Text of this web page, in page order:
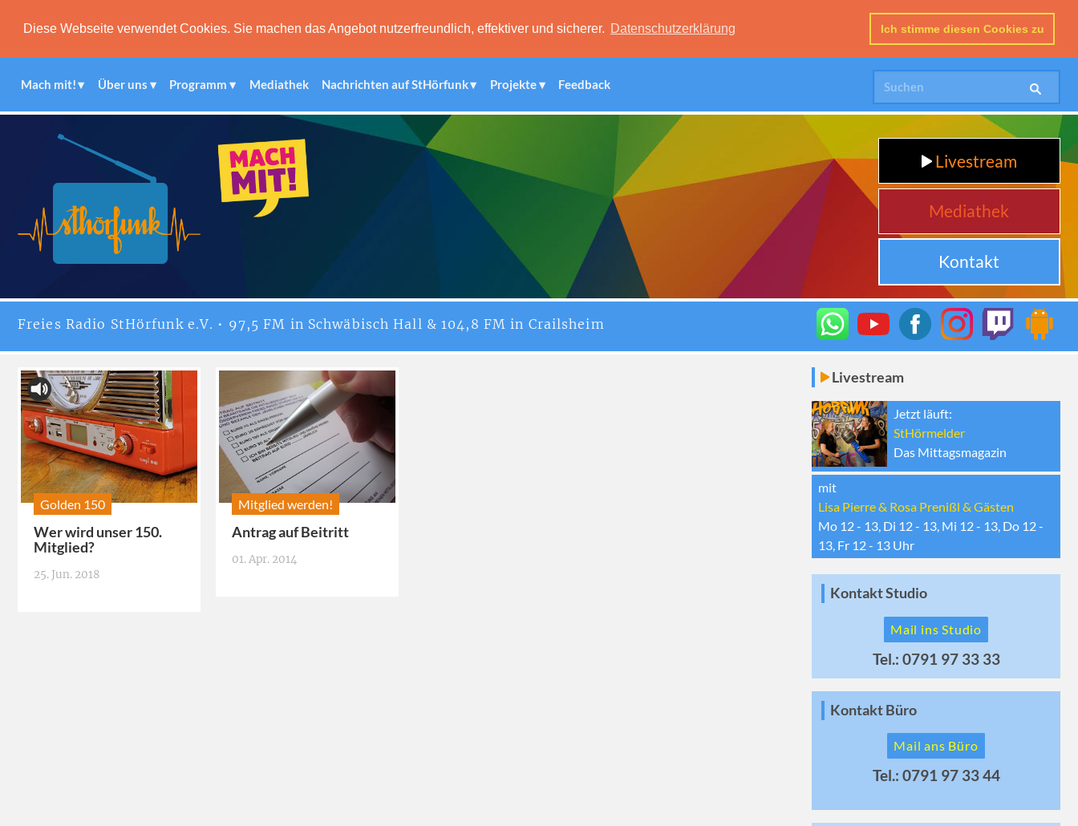
Diese Webseite verwendet Cookies. Sie machen das Angebot nutzerfreundlich, effektiver und sicherer. Datenschutzerklärung Ich stimme diesen Cookies zu
Mach mit! Über uns Programm Mediathek Nachrichten auf StHörfunk Projekte Feedback
Livestream
Mediathek
Kontakt
Freies Radio StHörfunke.V. • 97,5 FM in Schwäbisch Hall & 104,8 FM in Crailsheim
Golden 150
Wer wird unser 150.
Mitglied?
25. Jun. 2018
Mitglied werden!
Antrag auf Beitritt
01. Apr. 2014
Livestream
Jetzt läuft:
StHörmelder
Das Mittagsmagazin
mit
Lisa Pierre & Rosa Prenißl & Gästen
Mo 12 - 13, Di 12 - 13, Mi 12 - 13, Do 12 -
13, Fr 12 - 13 Uhr
Kontakt Studio
Mail ins Studio
Tel.: 0791 97 33 33
Kontakt Büro
Mail ans Büro
Tel.: 0791 97 33 44